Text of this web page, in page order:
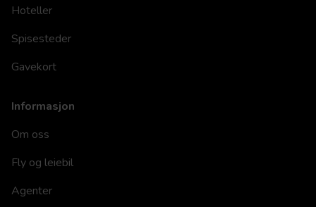
Hoteller
Spisesteder
Gavekort
Informasjon
Om oss
Fly og leiebil
Agenter